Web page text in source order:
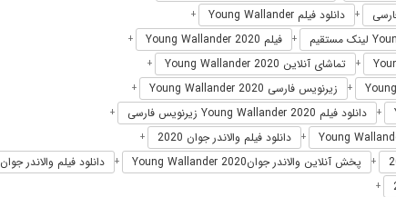
+ دانلود فیلم Young Wallander +
+ فیلم Young Wallander 2020 +
+ تماشای آنلاین Young Wallander 2020 +
+ زیرنویس فارسی Young Wallander 2020 +
+ دانلود فیلم Young Wallander 2020 زیرنویس فارسی +
+ دانلود فیلم والاندر جوان 2020 +
+ پخش آنلاین والاندر جوانYoung Wallander 2020 + دانلود فیلم والاندر جوان
+